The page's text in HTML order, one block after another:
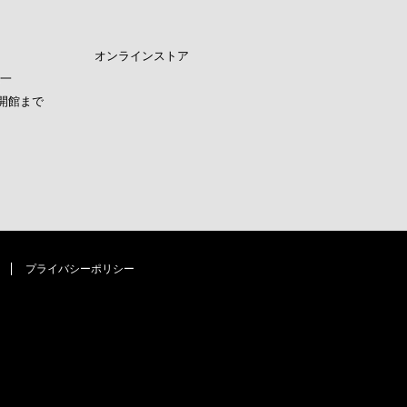
館まで
オンラインストア
プライバシーポリシー